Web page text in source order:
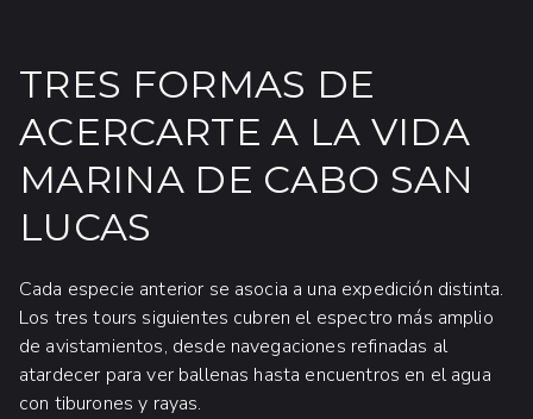
TRES FORMAS DE
ACERCARTE A LA VIDA
MARINA DE CABO SAN
LUCAS
Cada especie anterior se asocia a una expedición distinta.
Los tres tours siguientes cubren el espectro más amplio
de avistamientos, desde navegaciones refinadas al
atardecer para ver ballenas hasta encuentros en el agua
con tiburones y rayas.